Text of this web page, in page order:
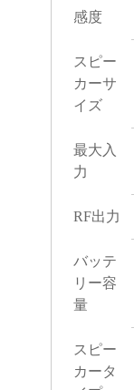
感度
スピー
カーサ
イズ
最大入
力
RF出力
バッテ
リー容
量
スピー
カータ